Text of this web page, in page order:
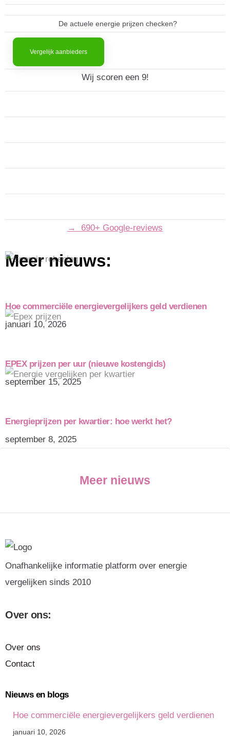
De actuele energie prijzen checken?
Vergelijk aanbieders
Wij scoren een 9!
→ 690+ Google-reviews
Meer nieuws:
Hoe commerciële energievergelijkers geld verdienen
januari 10, 2026
EPEX prijzen per uur (nieuwe kostengids)
september 15, 2025
Energieprijzen per kwartier: hoe werkt het?
september 8, 2025
Meer nieuws
Onafhankelijke informatie platform over energie
vergelijken sinds 2010
Over ons:
Over ons
Contact
Nieuws en blogs
Hoe commerciële energievergelijkers geld verdienen
januari 10, 2026